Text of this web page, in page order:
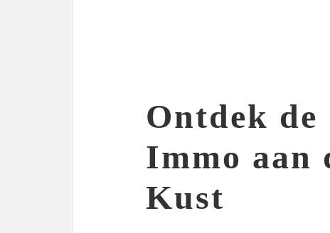
Ontdek de
Immo aan
Kust